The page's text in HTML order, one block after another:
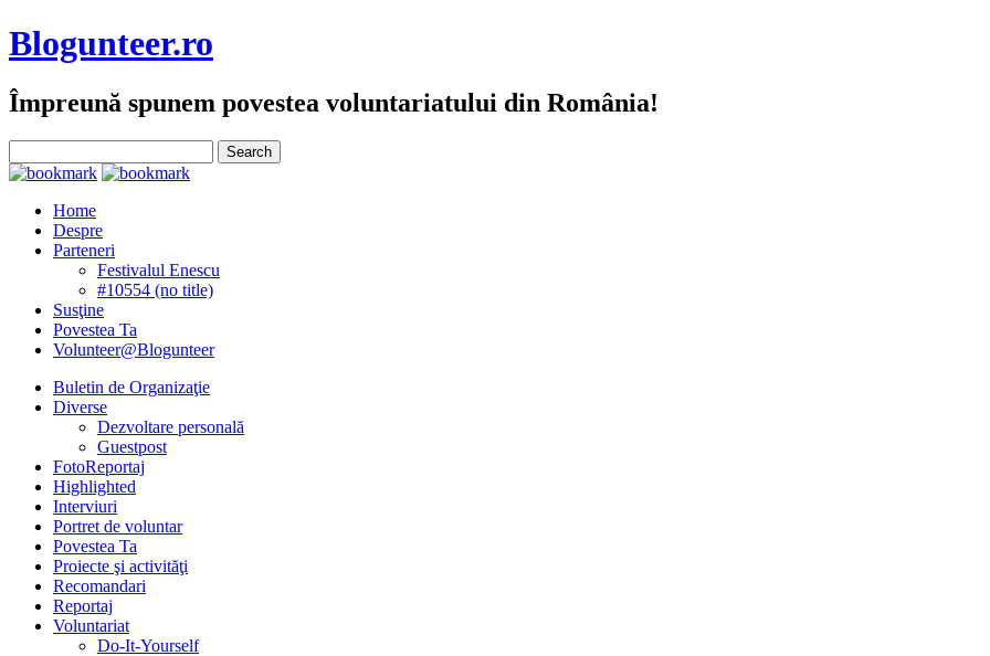
Blogunteer.ro
Împreună spunem povestea voluntariatului din România!
Home
Despre
Parteneri
Festivalul Enescu
#10554 (no title)
Susţine
Povestea Ta
Volunteer@Blogunteer
Buletin de Organizaţie
Diverse
Dezvoltare personală
Guestpost
FotoReportaj
Highlighted
Interviuri
Portret de voluntar
Povestea Ta
Proiecte şi activităţi
Recomandari
Reportaj
Voluntariat
Do-It-Yourself